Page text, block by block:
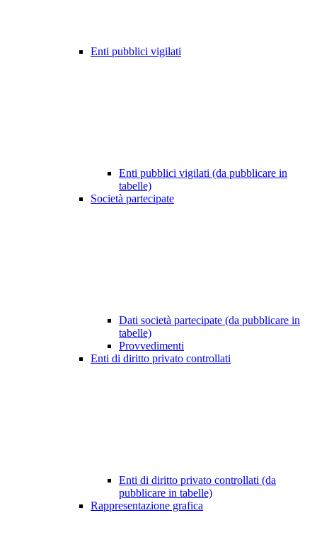
Enti pubblici vigilati
Enti pubblici vigilati (da pubblicare in
tabelle)
Società partecipate
Dati società partecipate (da pubblicare in
tabelle)
Provvedimenti
Enti di diritto privato controllati
Enti di diritto privato controllati (da
pubblicare in tabelle)
Rappresentazione grafica